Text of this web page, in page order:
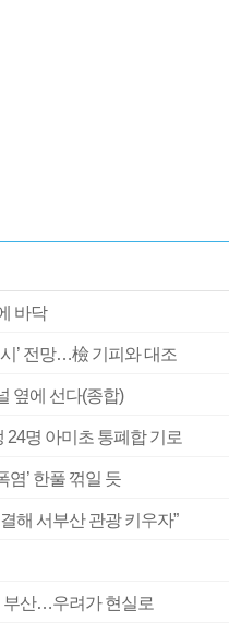
바닥
’ 전망…檢 기피와 대조
옆에 선다(종합)
명 아미초 통폐합 기로
’ 한풀 꺾일 듯
해 서부산 관광 키우자”
부산…우려가 현실로